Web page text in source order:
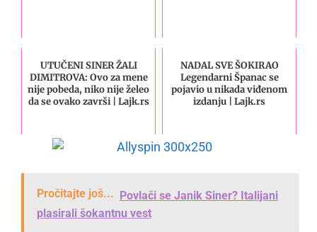
UTUČENI SINER ŽALI
DIMITROVA: Ovo za mene
nije pobeda, niko nije želeo
da se ovako završi | Lajk.rs
NADAL SVE ŠOKIRAO
Legendarni Španac se
pojavio u nikada viđenom
izdanju | Lajk.rs
Pročitajte još... Povlači se Janik Siner? Italijani
plasirali šokantnu vest